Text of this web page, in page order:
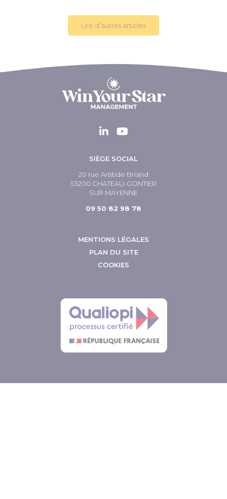
Lire d’autres articles
SIÈGE SOCIAL
20 rue Aristide Briand
53200 CHATEAU-GONTIER
SUR MAYENNE
09 50 82 98 78
MENTIONS LÉGALES
PLAN DU SITE
COOKIES